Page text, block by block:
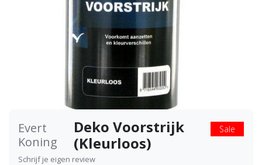
Evert
Koning
Deko Voorstrijk
(Kleurloos)
Sale
Schrijf je eigen review